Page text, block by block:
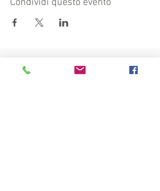
Condividi questo evento